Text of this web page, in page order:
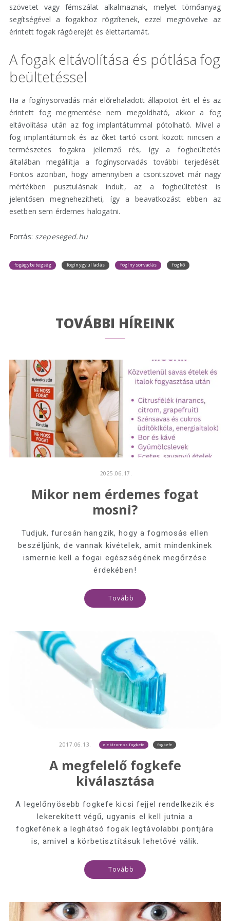
szövetet vagy fémszálat alkalmaznak, melyet tömőanyag
segítségével a fogakhoz rögzítenek, ezzel megnövelve az
érintett fogak rágóerejét és élettartamát.
A fogak eltávolítása és pótlása fog
beültetéssel
Ha a fogínysorvadás már előrehaladott állapotot ért el és az
érintett fog megmentése nem megoldható, akkor a fog
eltávolítása után az fog implantátummal pótolható. Mivel a
fog implantátumok és az őket tartó csont között nincsen a
természetes fogakra jellemző rés, így a fogbeültetés
általában megállítja a fogínysorvadás további terjedését.
Fontos azonban, hogy amennyiben a csontszövet már nagy
mértékben pusztulásnak indult, az a fogbeültetést is
jelentősen megnehezítheti, így a beavatkozást ebben az
esetben sem érdemes halogatni.
Forrás: szepeseged.hu
fogágybetegség fogínygyulladás fogínysorvadás fogkő
TOVÁBBI HÍREINK
2025.06.17.
Mikor nem érdemes fogat
mosni?
Tudjuk, furcsán hangzik, hogy a fogmosás ellen
beszéljünk, de vannak kivételek, amit mindenkinek
ismernie kell a fogai egészségének megőrzése
érdekében!
Tovább
2017.06.13. elektromos fogkefe fogkefe
A megfelelő fogkefe
kiválasztása
A legelőnyösebb fogkefe kicsi fejjel rendelkezik és
lekerekített végű, ugyanis el kell jutnia a
fogkefének a leghátsó fogak legtávolabbi pontjára
is, amivel a körbetisztításuk lehetővé válik.
Tovább